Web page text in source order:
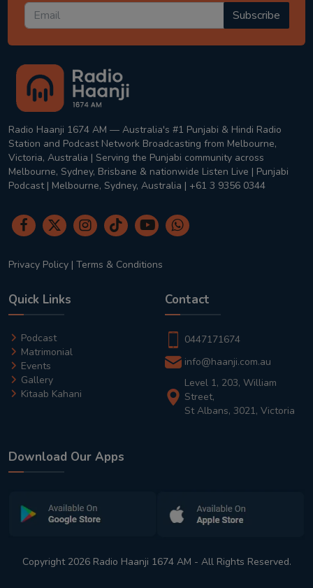
Subscribe
Radio Haanji 1674 AM — Australia's #1 Punjabi & Hindi Radio
Station and Podcast Network Broadcasting from Melbourne,
Victoria, Australia | Serving the Punjabi community across
Melbourne, Sydney, Brisbane & nationwide Listen Live | Punjabi
Podcast | Melbourne, Sydney, Australia | +61 3 9356 0344
Privacy Policy | Terms & Conditions
Quick Links
Podcast
Matrimonial
Events
Gallery
Kitaab Kahani
Contact
0447171674
info@haanji.com.au
Level 1, 203, William
Street,
St Albans, 3021, Victoria
Download Our Apps
Copyright 2026 Radio Haanji 1674 AM - All Rights Reserved.